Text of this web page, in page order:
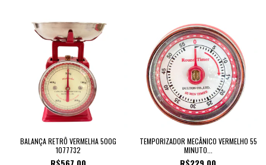
BALANÇA RETRÔ VERMELHA 500G
1077732
TEMPORIZADOR MECÂNICO VERMELHO 55
MINUTO...